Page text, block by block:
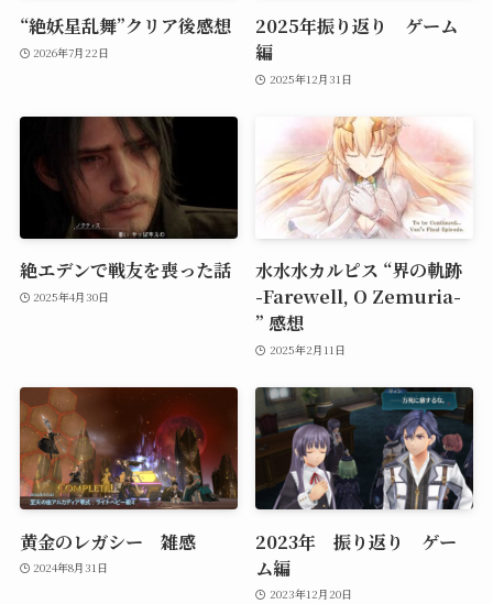
“絶妖星乱舞”クリア後感想
2026年7月22日
2025年振り返り ゲーム
編
2025年12月31日
絶エデンで戦友を喪った話
2025年4月30日
水水水カルピス “界の軌跡
-Farewell, O Zemuria-
” 感想
2025年2月11日
黄金のレガシー 雑感
2024年8月31日
2023年 振り返り ゲー
ム編
2023年12月20日